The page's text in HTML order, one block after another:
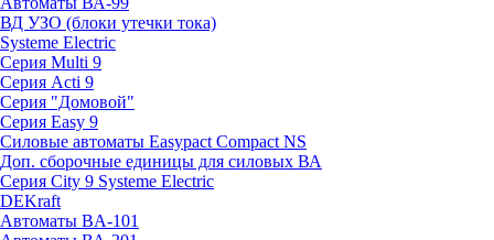
ВД УЗО (блоки утечки тока)
Systeme Electric
Серия Multi 9
Серия Acti 9
Серия "Домовой"
Серия Easy 9
Силовые автоматы Easypact Compact NS
Доп. сборочные единицы для силовых ВА
Серия City 9 Systeme Electric
DEKraft
Автоматы BA-101